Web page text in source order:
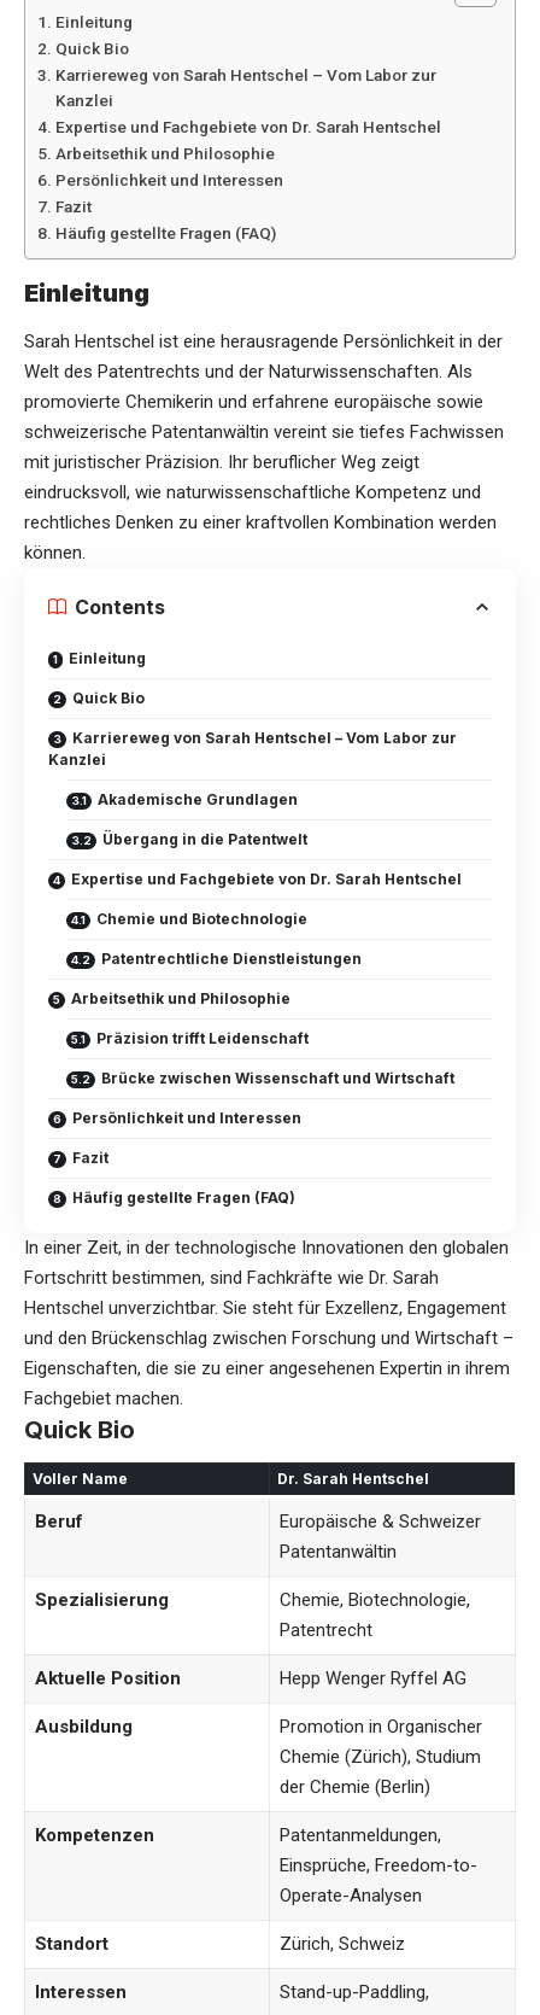
Einleitung
Quick Bio
Karriereweg von Sarah Hentschel – Vom Labor zur
Kanzlei
Expertise und Fachgebiete von Dr. Sarah Hentschel
Arbeitsethik und Philosophie
Persönlichkeit und Interessen
Fazit
Häufig gestellte Fragen (FAQ)
Einleitung
Sarah Hentschel ist eine herausragende Persönlichkeit in der
Welt des Patentrechts und der Naturwissenschaften. Als
promovierte Chemikerin und erfahrene europäische sowie
schweizerische Patentanwältin vereint sie tiefes Fachwissen
mit juristischer Präzision. Ihr beruflicher Weg zeigt
eindrucksvoll, wie naturwissenschaftliche Kompetenz und
rechtliches Denken zu einer kraftvollen Kombination werden
können.
Contents
Einleitung
Quick Bio
Karriereweg von Sarah Hentschel – Vom Labor zur
Kanzlei
Akademische Grundlagen
Übergang in die Patentwelt
Expertise und Fachgebiete von Dr. Sarah Hentschel
Chemie und Biotechnologie
Patentrechtliche Dienstleistungen
Arbeitsethik und Philosophie
Präzision trifft Leidenschaft
Brücke zwischen Wissenschaft und Wirtschaft
Persönlichkeit und Interessen
Fazit
Häufig gestellte Fragen (FAQ)
In einer Zeit, in der technologische Innovationen den globalen
Fortschritt bestimmen, sind Fachkräfte wie Dr. Sarah
Hentschel unverzichtbar. Sie steht für Exzellenz, Engagement
und den Brückenschlag zwischen Forschung und Wirtschaft –
Eigenschaften, die sie zu einer angesehenen Expertin in ihrem
Fachgebiet machen.
Quick Bio
Voller Name Dr. Sarah Hentschel
Beruf
Europäische & Schweizer
Patentanwältin
Spezialisierung
Chemie, Biotechnologie,
Patentrecht
Aktuelle Position Hepp Wenger Ryffel AG
Ausbildung
Promotion in Organischer
Chemie (Zürich), Studium
der Chemie (Berlin)
Kompetenzen
Patentanmeldungen,
Einsprüche, Freedom-to-
Operate-Analysen
Standort Zürich, Schweiz
Interessen
Stand-up-Paddling,